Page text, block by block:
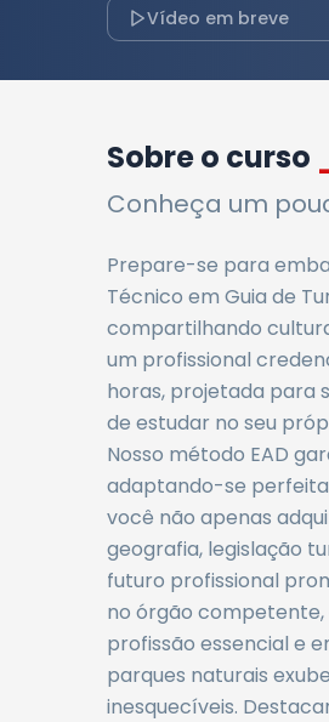
Vídeo em breve
Sobre o curso
Conheça um
Prepare-se para
Técnico em Guia de
compartilhando
um profissional
horas, projetada para
de estudar no seu
Nosso método EAD
adaptando-se
você não apenas
geografia, legislação
futuro profissional
no órgão
profissão essencial e
parques naturais
inesquecíveis.